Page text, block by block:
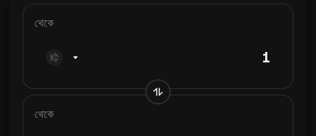
থেকে
থেকে